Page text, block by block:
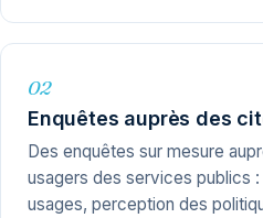
02
Enquêtes auprès des
Des enquêtes sur mesure
usagers des services publics
usages, perception des